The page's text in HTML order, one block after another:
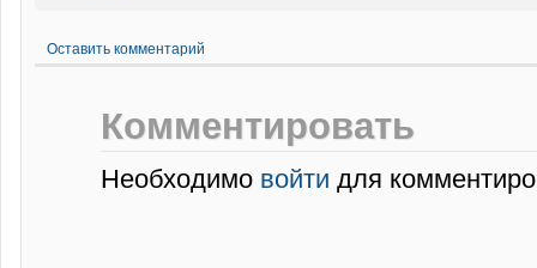
Оставить комментарий
Комментировать
Необходимо войти для